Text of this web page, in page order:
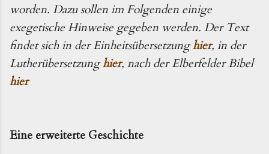
worden. Dazu sollen im Folgenden einige
exegetische Hinweise gegeben werden. Der Text
findet sich in der Einheitsübersetzunghier, in der
Lutherübersetzunghier, nach der Elberfelder Bibel
hier
Eine erweiterte Geschichte